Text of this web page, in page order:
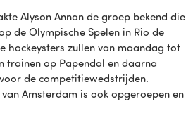
Alyson Annan de groep bekend die
de Olympische Spelen in Rio de
hockeysters zullen van maandag tot
trainen op Papendal en daarna
de competitiewedstrijden.
Amsterdam is ook opgeroepen en